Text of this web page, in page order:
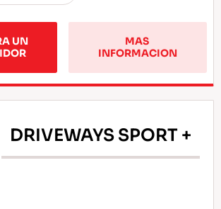
UN
MAS
INFORMACION
DRIVEWAYS SPORT +